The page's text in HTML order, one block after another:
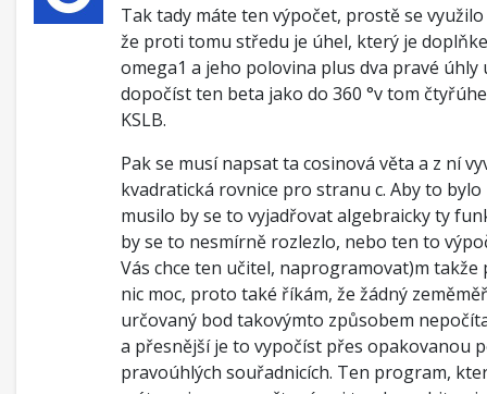
Tak tady máte ten výpočet, prostě se
že proti tomu středu je úhel, který je
omega1 a jeho polovina plus dva pravé úhly
dopočíst ten beta jako do 360 °v tom
KSLB.
Pak se musí napsat ta cosinová věta a z ní
kvadratická rovnice pro stranu c. Aby to bylo
musilo by se to vyjadřovat algebraicky ty
by se to nesmírně rozlezlo, nebo ten to
Vás chce ten učitel, naprogramovat)m takže
nic moc, proto také říkám, že žádný
určovaný bod takovýmto způsobem
a přesnější je to vypočíst přes opakovanou
pravoúhlých souřadnicích. Ten program,